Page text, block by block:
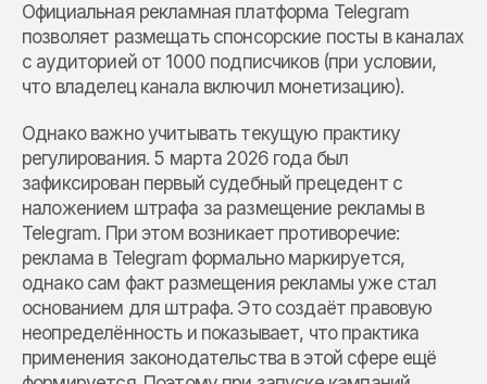
Официальная рекламная платформа Telegram
позволяет размещать спонсорские посты в каналах
с аудиторией от 1000 подписчиков (при условии,
что владелец канала включил монетизацию).
Однако важно учитывать текущую практику
регулирования. 5 марта 2026 года был
зафиксирован первый судебный прецедент с
наложением штрафа за размещение рекламы в
Telegram. При этом возникает противоречие:
реклама в Telegram формально маркируется,
однако сам факт размещения рекламы уже стал
основанием для штрафа. Это создаёт правовую
неопределённость и показывает, что практика
применения законодательства в этой сфере ещё